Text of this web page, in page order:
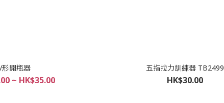
形開瓶器
~ HK$35.00
五指拉力訓練器 TB2499
HK$30.00